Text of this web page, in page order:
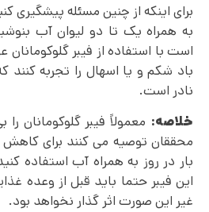
برای اینکه از چنین مسئله پیشگیری
به همراه یک تا دو لیوان آب
است با استفاده از فیبر
باد شکم و یا اسهال را تجربه کنند
نادر است.
خلاصه: معمولاً فیبر گلوکومانان
بار در روز به همراه آب استفاده
این فیبر حتما باید قبل از وعده
غیر این صورت اثر گذار نخواهد بود.